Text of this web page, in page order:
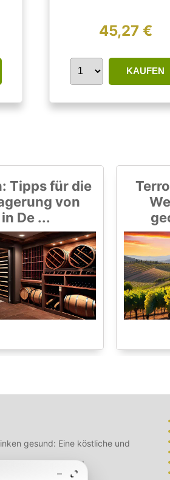
45,27 €
KAUFEN
Tipps für die
von
De ...
gesund: Eine köstliche und
Olivenöl - Tipps und